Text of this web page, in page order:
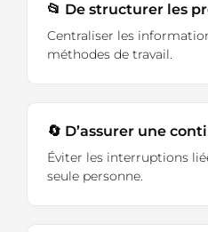
📂 De structurer les
Centraliser les
méthodes de travail.
🔄 D’assurer une
Éviter les interruptions
seule personne.